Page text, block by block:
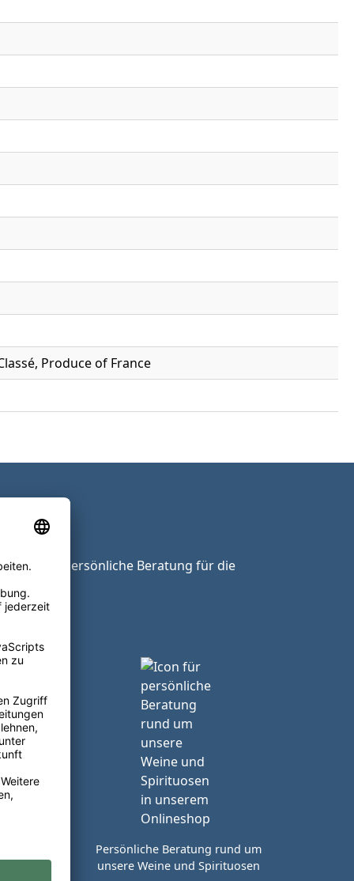
Produce of France
unsere persönliche Beratung für die
Persönliche Beratung rund um
unsere Weine und Spirituosen